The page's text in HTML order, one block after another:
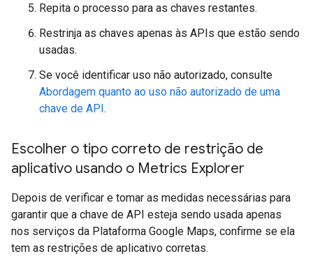
Repita o processo para as chaves restantes.
Restrinja as chaves apenas às APIs que estão sendo
usadas.
Se você identificar uso não autorizado, consulte
Abordagem quanto ao uso não autorizado de uma
chave de API.
Escolher o tipo correto de restrição de
aplicativo usando o Metrics Explorer
Depois de verificar e tomar as medidas necessárias para
garantir que a chave de API esteja sendo usada apenas
nos serviços da Plataforma Google Maps, confirme se ela
tem as restrições de aplicativo corretas.